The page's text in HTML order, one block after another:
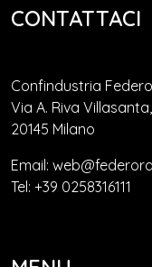
CONTATTACI
Confindustria
Via A. Riva
20145 Milano
Email:
Tel: +39 0258316111